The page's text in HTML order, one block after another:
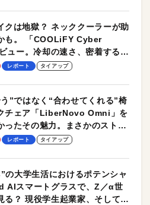
クは地獄？ ネッククーラーが助
も。 「COOLiFY Cyber
ュー。冷却の速さ、密着する冷
、シンプルな操作性がグッド！
レポート タイアップ
”ではなく“合わせてくれる”椅
チェア「LiberNovo Omni」を
ったその魅力。まさかのストレ
搭載
レポート タイアップ
の大学生活におけるポテンシャ
AIスマートグラスで、Z／α世
る？ 現役学生起業家、そして教